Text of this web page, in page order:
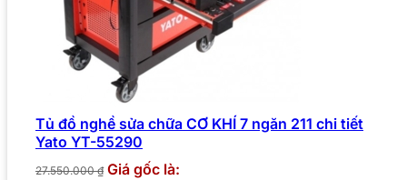
Tủ đồ nghề sửa chữa CƠ KHÍ 7 ngăn 211 chi tiết
Yato YT-55290
27.550.000₫ Giá gốc là: